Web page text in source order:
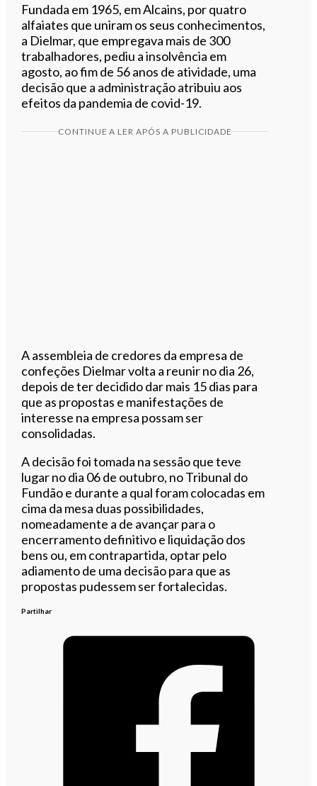
Fundada em 1965, em Alcains, por quatro
alfaiates que uniram os seus conhecimentos,
a Dielmar, que empregava mais de 300
trabalhadores, pediu a insolvência em
agosto, ao fim de 56 anos de atividade, uma
decisão que a administração atribuiu aos
efeitos da pandemia de covid-19.
CONTINUE A LER APÓS A PUBLICIDADE
A assembleia de credores da empresa de
confeções Dielmar volta a reunir no dia 26,
depois de ter decidido dar mais 15 dias para
que as propostas e manifestações de
interesse na empresa possam ser
consolidadas.
A decisão foi tomada na sessão que teve
lugar no dia 06 de outubro, no Tribunal do
Fundão e durante a qual foram colocadas em
cima da mesa duas possibilidades,
nomeadamente a de avançar para o
encerramento definitivo e liquidação dos
bens ou, em contrapartida, optar pelo
adiamento de uma decisão para que as
propostas pudessem ser fortalecidas.
Partilhar